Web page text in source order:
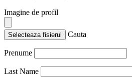
Imagine de profil
Selecteaza fisierul Cauta
Prenume
Last Name